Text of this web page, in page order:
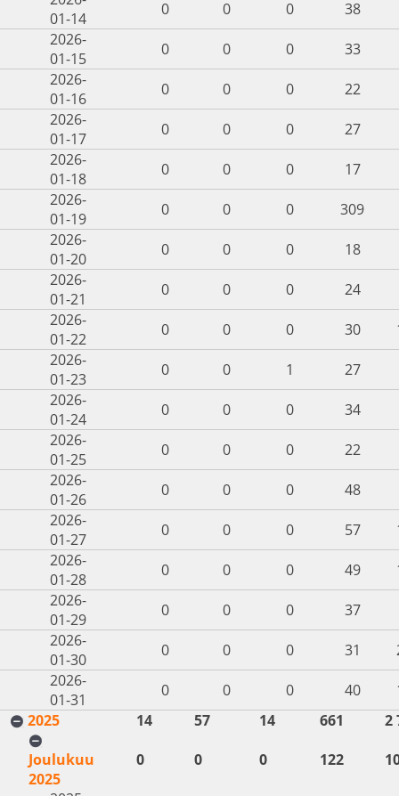
01-14
0 0 0
38
2026-
01-15
0 0 0
33
2026-
01-16
0 0 0
22
2026-
01-17
0 0 0
27
2026-
01-18
0 0 0
17
2026-
01-19
0 0 0
309
2026-
01-20
0 0 0
18
2026-
01-21
0 0 0
24
2026-
01-22
0 0 0 30
2026-
01-23
0 0 1
27
2026-
01-24
0 0 0
34
2026-
01-25
0 0 0
22
2026-
01-26
0 0 0
48
2026-
01-27
0 0 0 57
2026-
01-28
0 0 0 49
2026-
01-29
0 0 0
37
2026-
01-30
0 0 0 31
2026-
01-31
0 0 0 40
2025
14 57 14 661
2
Joulukuu
2025
0 0 0 122